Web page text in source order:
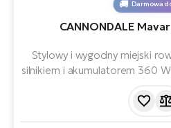
Darmowa
CANNONDALE
Stylowy i wygodny miejski
silnikiem i akumulatorem 360
do pracy dzięki